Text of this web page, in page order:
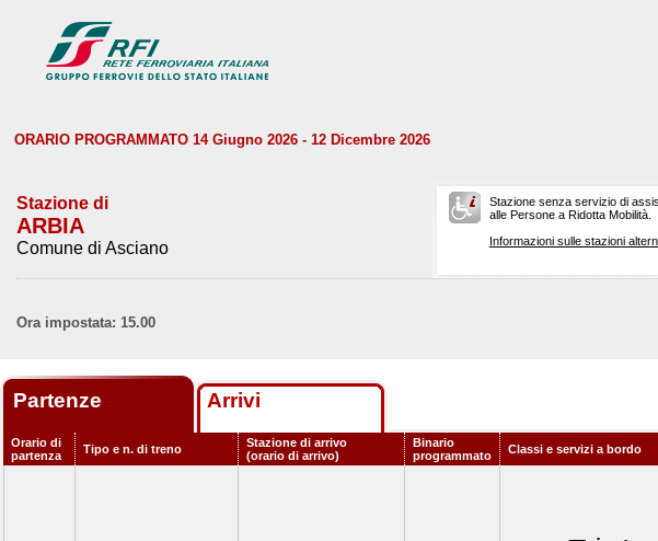
ORARIO PROGRAMMATO 14 Giugno 2026 - 12 Dicembre 2026
Stazione di
ARBIA
Comune di Asciano
Stazione senza servizio di
alle Persone a Ridotta Mobilità.
Informazioni sulle stazioni
Ora impostata: 15.00
Partenze Arrivi
Orario di
partenza
Tipo e n. di treno
Stazione di arrivo
(orario di arrivo)
Binario
programmato
Classi e servizi a bordo